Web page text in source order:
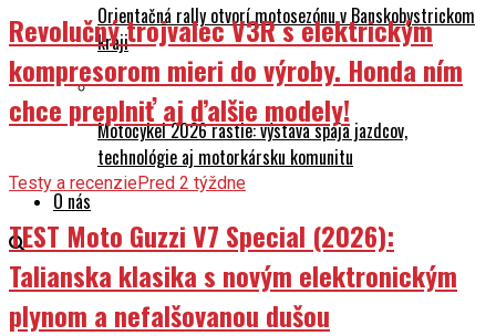
Orientačná rally otvorí motosezónu v Banskobystrickom
kraji
Motocykel 2026 rastie: výstava spája jazdcov,
technológie aj motorkársku komunitu
O nás
Revolučný trojvalec V3R s elektrickým
kompresorom mieri do výroby. Honda ním
chce preplniť aj ďalšie modely!
Testy a recenziePred 2 týždne
TEST Moto Guzzi V7 Special (2026):
Talianska klasika s novým elektronickým
plynom a nefalšovanou dušou